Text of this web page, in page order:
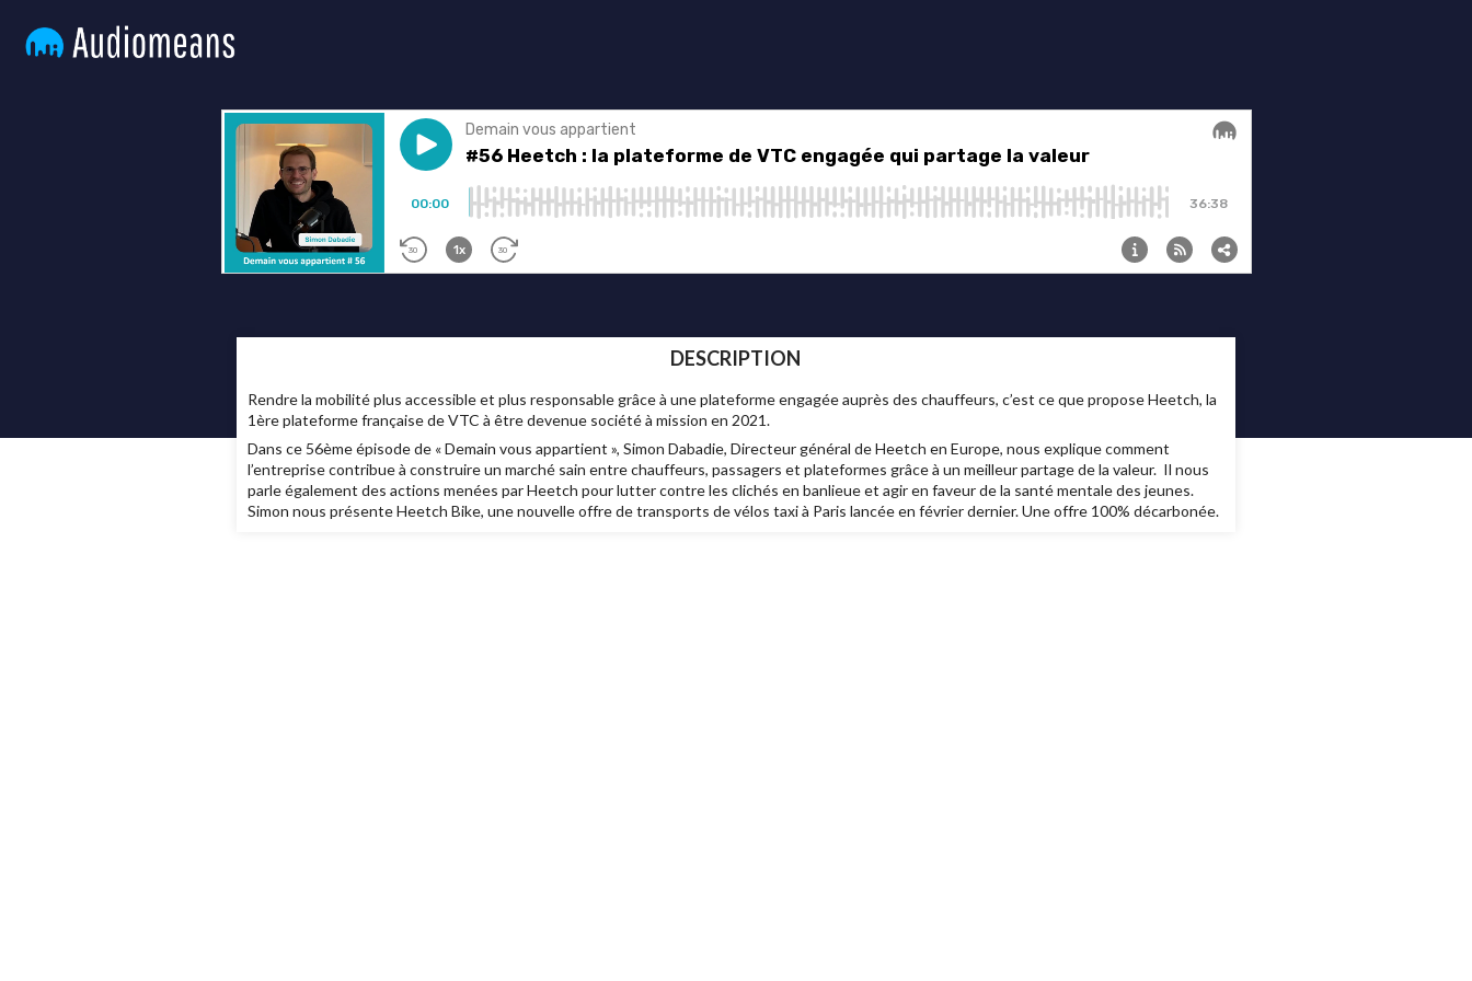
DESCRIPTION
Rendre la mobilité plus accessible et plus responsable grâce à une plateforme engagée auprès des chauffeurs, c’est ce que propose Heetch, la
1ère plateforme française de VTC à être devenue société à mission en 2021.
Dans ce 56ème épisode de « Demain vous appartient », Simon Dabadie, Directeur général de Heetch en Europe, nous explique comment
l’entreprise contribue à construire un marché sain entre chauffeurs, passagers et plateformes grâce à un meilleur partage de la valeur. Il nous
parle également des actions menées par Heetch pour lutter contre les clichés en banlieue et agir en faveur de la santé mentale des jeunes.
Simon nous présente Heetch Bike, une nouvelle offre de transports de vélos taxi à Paris lancée en février dernier. Une offre 100% décarbonée.